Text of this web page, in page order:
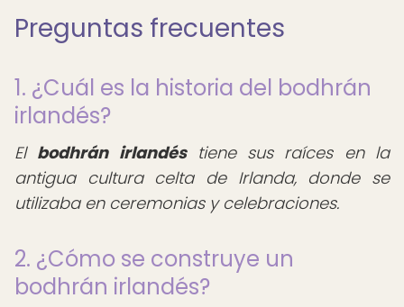
Preguntas frecuentes
1. ¿Cuál es la historia del bodhrán
irlandés?
El bodhrán irlandéstiene sus raíces en la
antigua cultura celta de Irlanda, donde se
utilizaba en ceremonias y celebraciones.
2. ¿Cómo se construye un
bodhrán irlandés?